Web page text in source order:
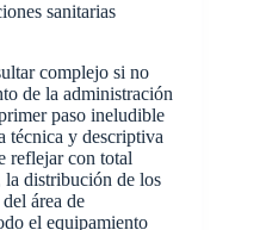
sanitarias
complejo si no
de la administración
paso ineludible
técnica y descriptiva
reflejar con total
la distribución de los
área de
el equipamiento